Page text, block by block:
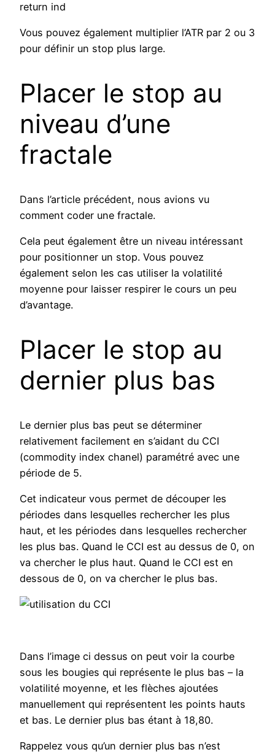
return ind
Vous pouvez également multiplier l’ATR par 2 ou 3
pour définir un stop plus large.
Placer le stop au
niveau d’une
fractale
Dans l’article précédent, nous avions vu
comment coder une fractale.
Cela peut également être un niveau intéressant
pour positionner un stop. Vous pouvez
également selon les cas utiliser la volatilité
moyenne pour laisser respirer le cours un peu
d’avantage.
Placer le stop au
dernier plus bas
Le dernier plus bas peut se déterminer
relativement facilement en s’aidant du CCI
(commodity index chanel) paramétré avec une
période de 5.
Cet indicateur vous permet de découper les
périodes dans lesquelles rechercher les plus
haut, et les périodes dans lesquelles rechercher
les plus bas. Quand le CCI est au dessus de 0, on
va chercher le plus haut. Quand le CCI est en
dessous de 0, on va chercher le plus bas.
Dans l’image ci dessus on peut voir la courbe
sous les bougies qui représente le plus bas – la
volatilité moyenne, et les flèches ajoutées
manuellement qui représentent les points hauts
et bas. Le dernier plus bas étant à 18,80.
Rappelez vous qu’un dernier plus bas n’est